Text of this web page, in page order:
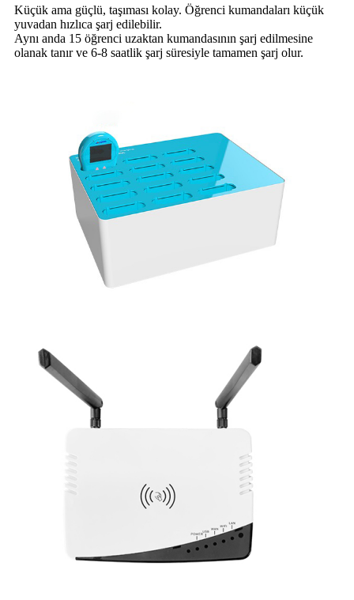
Küçük ama güçlü, taşıması kolay. Öğrenci kumandaları küçük
yuvadan hızlıca şarj edilebilir.
Aynı anda 15 öğrenci uzaktan kumandasının şarj edilmesine
olanak tanır ve 6-8 saatlik şarj süresiyle tamamen şarj olur.